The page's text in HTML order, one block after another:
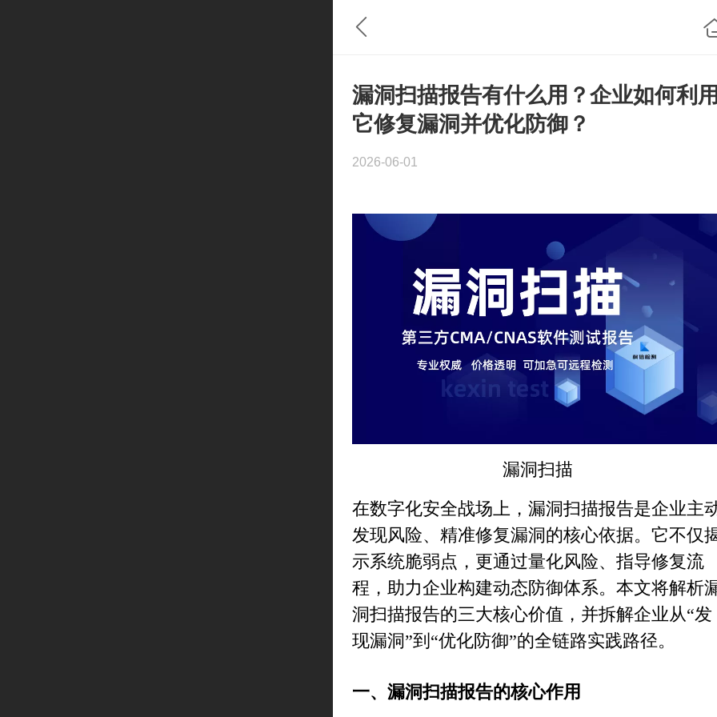
漏洞扫描报告有什么用？企业如何利
它修复漏洞并优化防御？
2026-06-01
漏洞扫描
在数字化安全战场上，漏洞扫描报告是企业主
发现风险、精准修复漏洞的核心依据。它不仅
示系统脆弱点，更通过量化风险、指导修复流
程，助力企业构建动态防御体系。本文将解析
洞扫描报告的三大核心价值，并拆解企业从“发
现漏洞”到“优化防御”的全链路实践路径。
一、漏洞扫描报告的核心作用